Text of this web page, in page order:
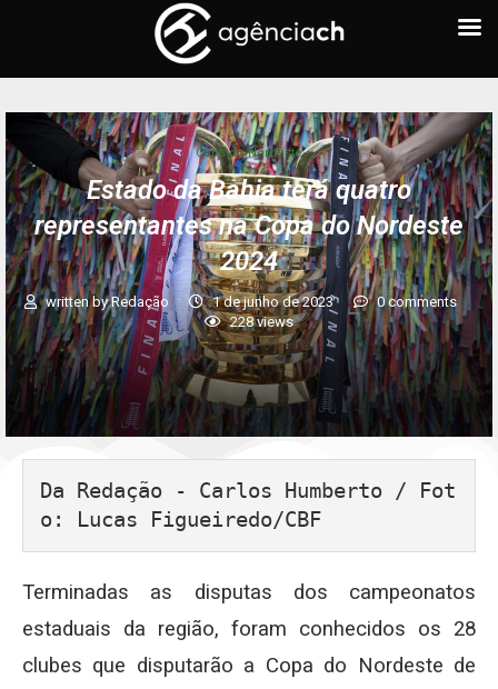
Copa do Nordeste
Estado da Bahia terá quatro
representantes na Copa do Nordeste
2024
written byRedação 1 de junho de 2023
0 comments
228views
Da Redação - Carlos Humberto / Fot
o: Lucas Figueiredo/CBF
Terminadas as disputas dos campeonatos
estaduais da região, foram conhecidos os 28
clubes que disputarão a Copa do Nordeste de